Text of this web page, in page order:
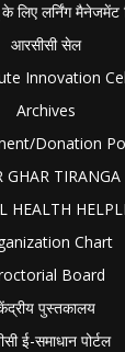
लिए लर्निंग मैनेजमेंट
आरसीसी सेल
Innovation
Archives
Donation
GHAR TIRANGA
HEALTH
Chart
Board
पुस्तकालय
ई-समाधान पोर्टल